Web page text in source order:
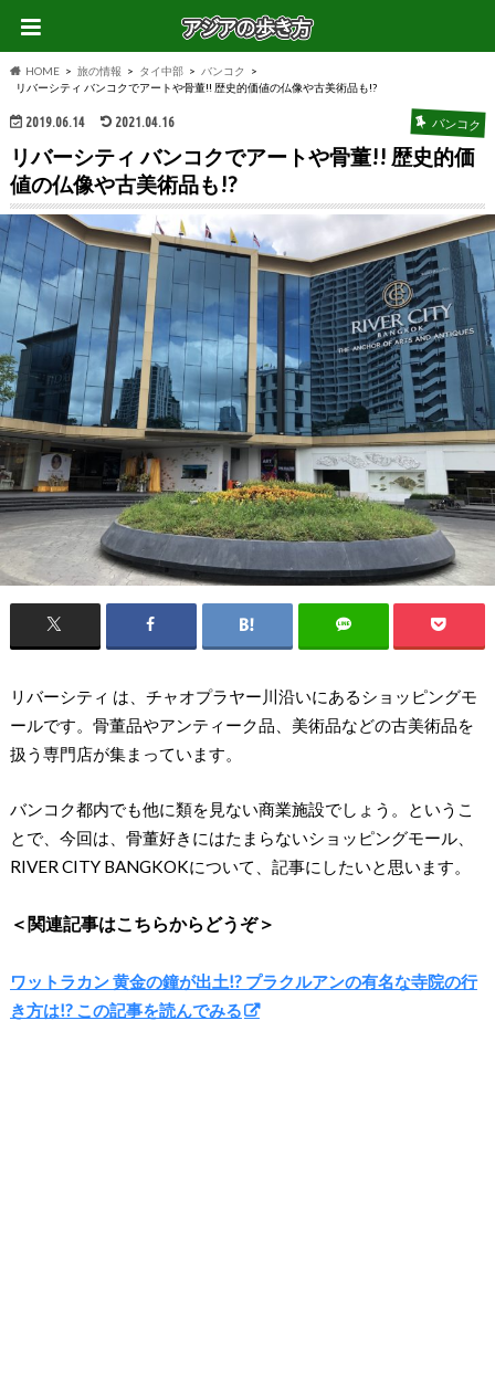
HOME 旅の情報 タイ中部
バンコク
リバーシティ バンコクでアートや骨董!! 歴史的価値の仏像や古美術品も!?
2019.06.14 2021.04.16 バンコク
リバーシティ バンコクでアートや骨董!! 歴史的価
値の仏像や古美術品も!?
リバーシティ は、チャオプラヤー川沿いにあるショッピングモ
ールです。骨董品やアンティーク品、美術品などの古美術品を
扱う専門店が集まっています。
バンコク都内でも他に類を見ない商業施設でしょう。というこ
とで、今回は、骨董好きにはたまらないショッピングモール、
RIVER CITY BANGKOKについて、記事にしたいと思います。
＜関連記事はこちらからどうぞ＞
ワットラカン 黄金の鐘が出土!? プラクルアンの有名な寺院の行
き方は!? この記事を読んでみる